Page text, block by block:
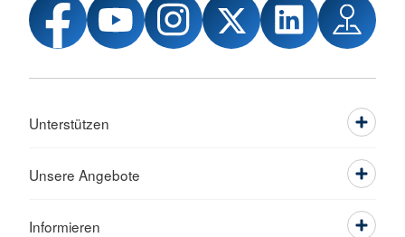
Unterstützen
Unsere Angebote
Informieren